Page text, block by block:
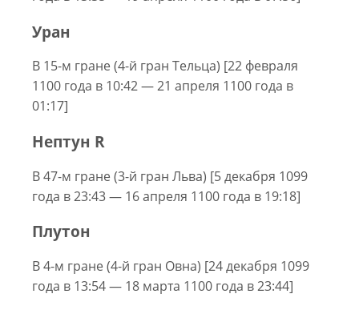
Уран
В 15-м гране (4-й гран Тельца) [22 февраля
1100 года в 10:42 — 21 апреля 1100 года в
01:17]
Нептун R
В 47-м гране (3-й гран Льва) [5 декабря 1099
года в 23:43 — 16 апреля 1100 года в 19:18]
Плутон
В 4-м гране (4-й гран Овна) [24 декабря 1099
года в 13:54 — 18 марта 1100 года в 23:44]